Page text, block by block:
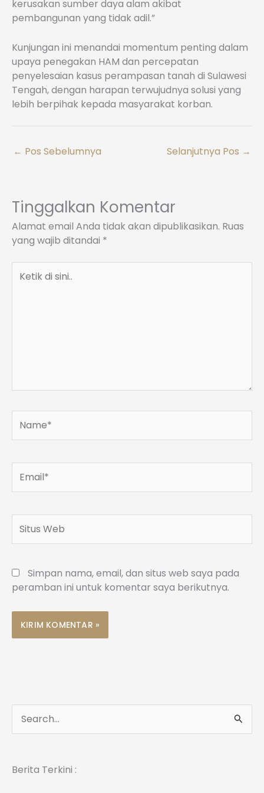
kerusakan sumber daya alam akibat
pembangunan yang tidak adil.”
Kunjungan ini menandai momentum penting dalam
upaya penegakan HAM dan percepatan
penyelesaian kasus perampasan tanah di Sulawesi
Tengah, dengan harapan terwujudnya solusi yang
lebih berpihak kepada masyarakat korban.
← Pos Sebelumnya Selanjutnya Pos →
Tinggalkan Komentar
Alamat email Anda tidak akan dipublikasikan. Ruas
yang wajib ditandai *
Web
Simpan nama, email, dan situs web saya pada
peramban ini untuk komentar saya berikutnya.
a
iBerita Terkini :